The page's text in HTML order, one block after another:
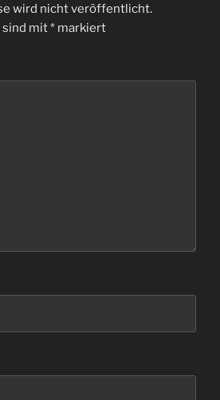
wird nicht veröffentlicht.
sind mit* markiert